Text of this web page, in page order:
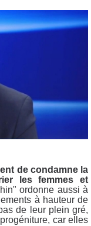
de condamne la
les femmes et
ordonne aussi à
à hauteur de
de leur plein gré,
car elles